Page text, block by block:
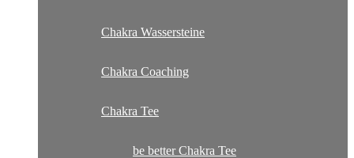
Chakra Wassersteine
Chakra Coaching
Chakra Tee
be better Chakra Tee